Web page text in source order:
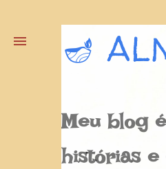
🪔
Meu blog
histórias e